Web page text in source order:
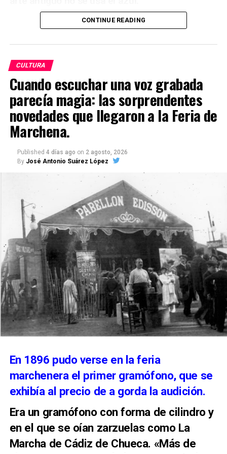
El antiguo Egipto es una de las primeras
civilizaciones que utilizó el color azul. La
preciosa lapislázuliera exportada desde
Afganistán, y con ella se elaboraban joyas y
El pigmento azul mas caro y usado de la
historia es el Ultramaraparecido en el siglo XIII
y hecho de lapislázuli, un mineral precioso que
se extraía en las minas de Irán y de Nápoles que
por su escasez costaba tanto como el oro, y
muy pocos artistas podían usarlo.
CONTINUE READING
CULTURA
Cuando escuchar una voz grabada
parecía magia: las sorprendentes
novedades que llegaron a la Feria de
Marchena.
Published 4 días ago on 2 agosto, 2026
By José Antonio Suárez López
En 1896 pudo verse en la feria
marchenera el primer gramófono, que se
exhibía al precio de a gorda la audición.
Era un gramófono con forma de cilindro y
en el que se oían zarzuelas como La
Marcha de Cádiz de Chueca. «Más de